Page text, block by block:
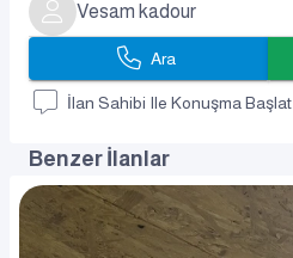
Vesam kadour
Ara
İlan Sahibi Ile Konuşma Başlat
Benzer İlanlar